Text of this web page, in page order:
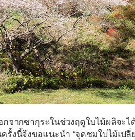
จากซากุระในช่วงฤดูใบไม้ผลิจะ
รั้งนี้จึงขอแนะนำ “จุดชมใบไม้เป